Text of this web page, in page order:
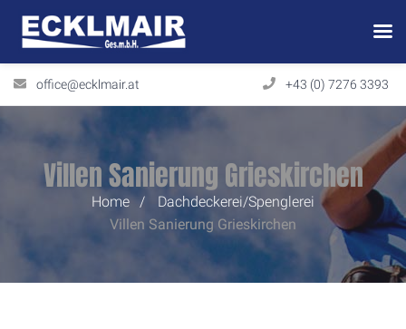
office@ecklmair.at +43 (0) 7276 3393
Villen Sanierung Grieskirchen
Home
Dachdeckerei/Spenglerei
Villen Sanierung Grieskirchen